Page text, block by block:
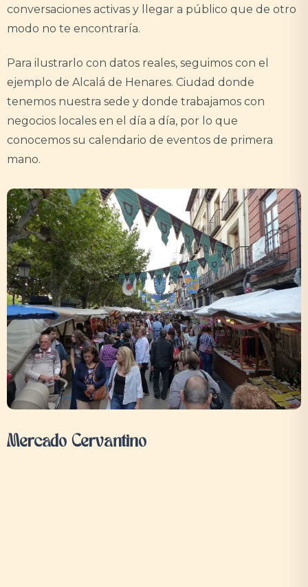
conversaciones activas y llegar a público que de otro
modo no te encontraría.
Para ilustrarlo con datos reales, seguimos con el
ejemplo de Alcalá de Henares. Ciudad donde
tenemos nuestra sede y donde trabajamos con
negocios locales en el día a día, por lo que
conocemos su calendario de eventos de primera
mano.
Mercado Cervantino